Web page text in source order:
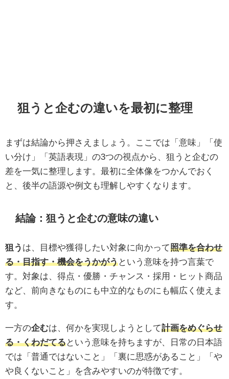
狙うと企むの違いを最初に整理
まずは結論から押さえましょう。ここでは「意味」「使
い分け」「英語表現」の3つの視点から、狙うと企むの
差を一気に整理します。最初に全体像をつかんでおく
と、後半の語源や例文も理解しやすくなります。
結論：狙うと企むの意味の違い
狙う は、目標や獲得したい対象に向かって照準を合わせ
る・目指す・機会をうかがうという意味を持つ言葉で
す。対象は、得点・優勝・チャンス・採用・ヒット商品
など、前向きなものにも中立的なものにも幅広く使えま
す。
一方の企むは、何かを実現しようとして計画をめぐらせ
る・くわだてるという意味を持ちますが、日常の日本語
では「普通ではないこと」「裏に思惑があること」「や
や良くないこと」を含みやすいのが特徴です。